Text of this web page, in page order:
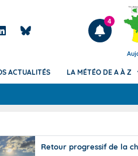
Articles
4
Phénomènes dangereux
ACTUALITÉS LA MÉTÉO DE A À Z
Retour progressif de la